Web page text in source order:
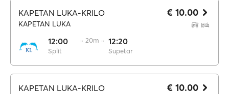
KAPETAN LUKA-KRILO
KAPETAN LUKA
12:00
Split
·· 20m ·· 12:20
Supetar
€ 10.00
KAPETAN LUKA-KRILO € 10.00